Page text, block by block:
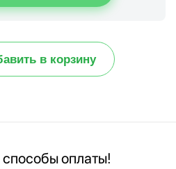
в корзину
оплаты!